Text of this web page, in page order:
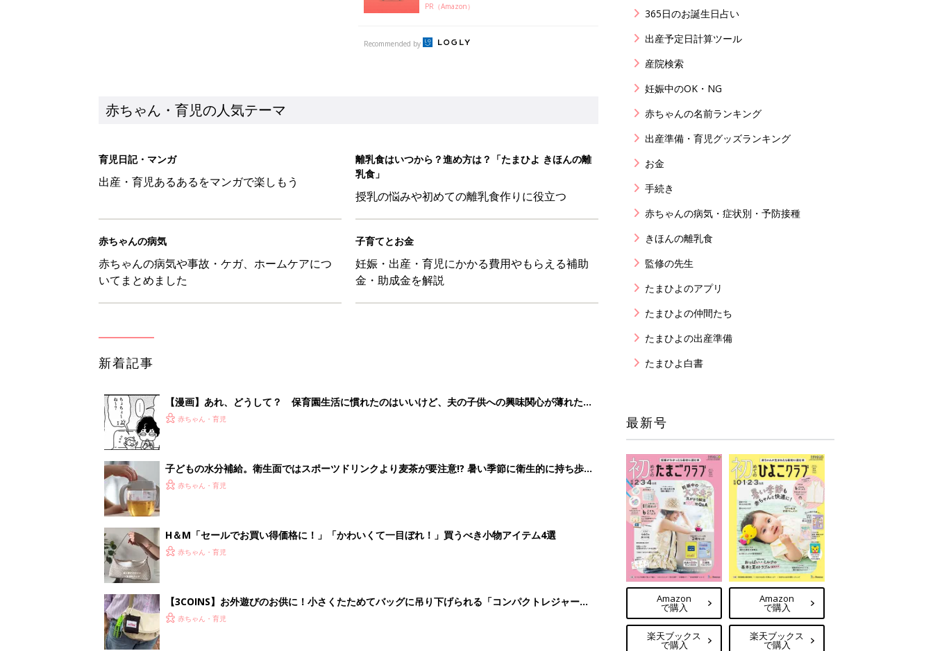
PR（Amazon）
Recommended by
赤ちゃん・育児の人気テーマ
育児日記・マンガ
出産・育児あるあるをマンガで楽しもう
離乳食はいつから？進め方は？「たまひよ きほんの離
乳食」
授乳の悩みや初めての離乳食作りに役立つ
赤ちゃんの病気
赤ちゃんの病気や事故・ケガ、ホームケアにつ
いてまとめました
子育てとお金
妊娠・出産・育児にかかる費用やもらえる補助
金・助成金を解説
新着記事
【漫画】あれ、どうして？ 保育園生活に慣れたのはいいけど、夫の子供への興味関心が薄れた気
がする……！『ふうふう子育て ＃91』
赤ちゃん・育児
子どもの水分補給。衛生面ではスポーツドリンクより麦茶が要注意!? 暑い季節に衛生的に持ち歩
く3つのコツとは？【専門家監修】
赤ちゃん・育児
H＆М「セールでお買い得価格に！」「かわいくて一目ぼれ！」買うべき小物アイテム4選
赤ちゃん・育児
【3COINS】お外遊びのお供に！小さくたためてバッグに吊り下げられる「コンパクトレジャーシ
ート」
赤ちゃん・育児
365日のお誕生日占い
出産予定日計算ツール
産院検索
妊娠中のOK・NG
赤ちゃんの名前ランキング
出産準備・育児グッズランキング
お金
手続き
赤ちゃんの病気・症状別・予防接種
きほんの離乳食
監修の先生
たまひよのアプリ
たまひよの仲間たち
たまひよの出産準備
たまひよ白書
最新号
Amazon
で購入
楽天ブックス
で購入
Amazon
で購入
楽天ブックス
で購入